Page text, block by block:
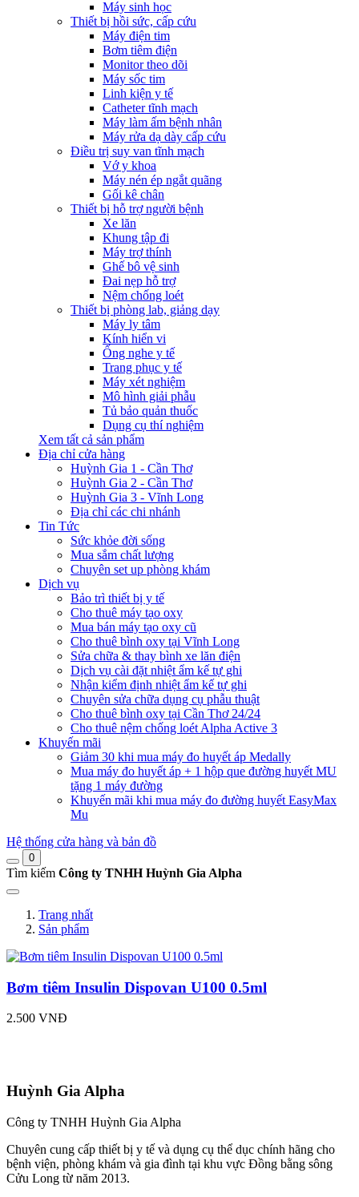
Máy sinh học
Thiết bị hồi sức, cấp cứu
Máy điện tim
Bơm tiêm điện
Monitor theo dõi
Máy sốc tim
Linh kiện y tế
Catheter tĩnh mạch
Máy làm ấm bệnh nhân
Máy rửa dạ dày cấp cứu
Điều trị suy van tĩnh mạch
Vớ y khoa
Máy nén ép ngắt quãng
Gối kê chân
Thiết bị hỗ trợ người bệnh
Xe lăn
Khung tập đi
Máy trợ thính
Ghế bô vệ sinh
Đai nẹp hỗ trợ
Nệm chống loét
Thiết bị phòng lab, giảng dạy
Máy ly tâm
Kính hiển vi
Ống nghe y tế
Trang phục y tế
Máy xét nghiệm
Mô hình giải phẫu
Tủ bảo quản thuốc
Dụng cụ thí nghiệm
Xem tất cả sản phẩm
Địa chỉ cửa hàng
Huỳnh Gia 1 - Cần Thơ
Huỳnh Gia 2 - Cần Thơ
Huỳnh Gia 3 - Vĩnh Long
Địa chỉ các chi nhánh
Tin Tức
Sức khỏe đời sống
Mua sắm chất lượng
Chuyên set up phòng khám
Dịch vụ
Bảo trì thiết bị y tế
Cho thuê máy tạo oxy
Mua bán máy tạo oxy cũ
Cho thuê bình oxy tại Vĩnh Long
Sửa chữa & thay bình xe lăn điện
Dịch vụ cài đặt nhiệt ẩm kế tự ghi
Nhận kiểm định nhiệt ẩm kế tự ghi
Chuyên sửa chữa dụng cụ phẫu thuật
Cho thuê bình oxy tại Cần Thơ 24/24
Cho thuê nệm chống loét Alpha Active 3
Khuyến mãi
Giảm 30 khi mua máy đo huyết áp Medally
Mua máy đo huyết áp + 1 hộp que đường huyết MU
tặng 1 máy đường
Khuyến mãi khi mua máy đo đường huyết EasyMax
Mu
Hệ thống cửa hàng và bản đồ
0
Tìm kiếm Công ty TNHH Huỳnh Gia Alpha
Trang nhất
Sản phẩm
Bơm tiêm Insulin Dispovan U100 0.5ml
2.500 VNĐ
Huỳnh Gia Alpha
Công ty TNHH Huỳnh Gia Alpha
Chuyên cung cấp thiết bị y tế và dụng cụ thể dục chính hãng cho
bệnh viện, phòng khám và gia đình tại khu vực Đồng bằng sông
Cửu Long từ năm 2013.